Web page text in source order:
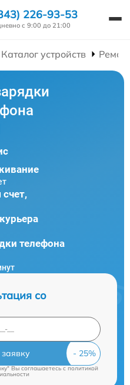
226-93-53
с 9:00 до 21:00
Каталог устройств
телефона
со
Вы соглашаетесь cполитикой